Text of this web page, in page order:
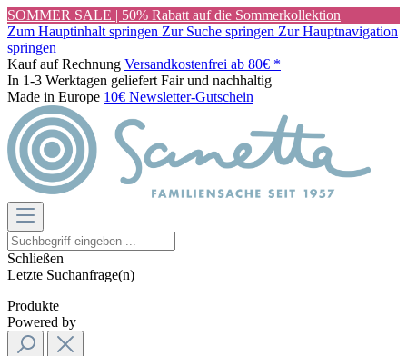
SOMMER SALE | 50% Rabatt auf die Sommerkollektion
Zum Hauptinhalt springen Zur Suche springen Zur Hauptnavigation
springen
Kauf auf Rechnung Versandkostenfrei ab 80€ *
In 1-3 Werktagen geliefert Fair und nachhaltig
Made in Europe 10€ Newsletter-Gutschein
Schließen
Letzte Suchanfrage(n)
Produkte
Powered by